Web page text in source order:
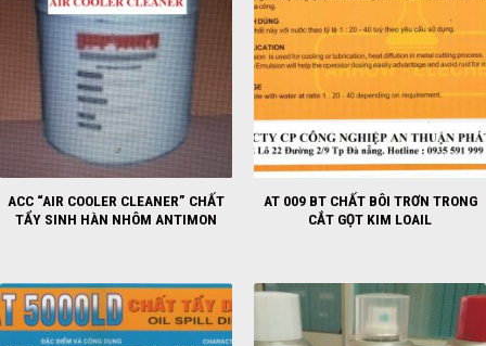
ACC “AIR COOLER CLEANER” CHẤT
TẨY SINH HÀN NHÔM ANTIMON
AT 009 BT CHẤT BÔI TRƠN TRONG
CẮT GỌT KIM LOAIL